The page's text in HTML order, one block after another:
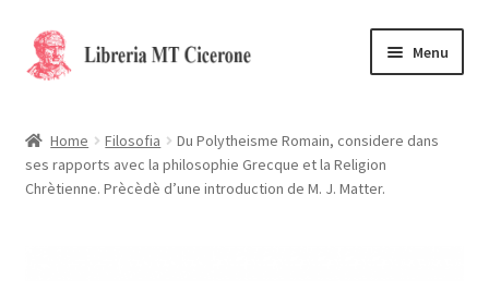
Vai
alla
Vai
al
Menu
Libri rari
Home Filosofia
Du Polytheisme Romain, considere dans
ses rapports avec la philosophie Grecque et la Religion
Chrètienne. Prècèdè d’une introduction de M. J. Matter.